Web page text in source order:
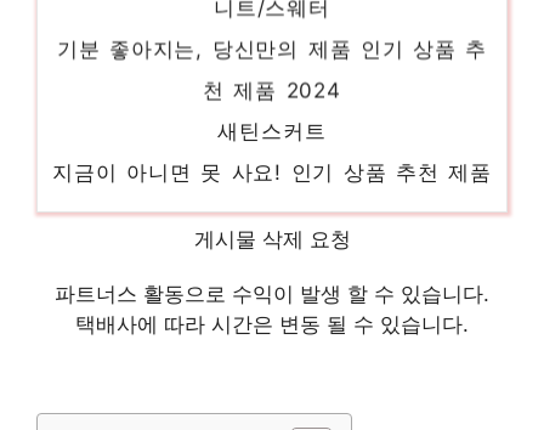
기분 좋아지는, 당신만의 제품 인기 상품 추
천 제품 2024
새틴스커트
이세이미야케
천 제품 2024
게시물 삭제 요청
파트너스 활동으로 수익이 발생 할 수 있습니다.
택배사에 따라 시간은 변동 될 수 있습니다.